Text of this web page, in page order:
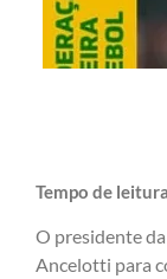
Tempo de
O presidente
Ancelotti para